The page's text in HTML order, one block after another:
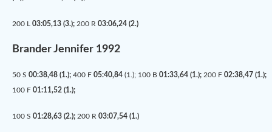
200 L 03:05,13 (3.); 200 R 03:06,24 (2.)
Brander Jennifer 1992
50 S 00:38,48 (1.); 400 F 05:40,84 (1.); 100 B 01:33,64 (1.); 200 F 02:38,47 (1.);
100 F 01:11,52 (1.);
100 S 01:28,63 (2.); 200 R 03:07,54 (1.)